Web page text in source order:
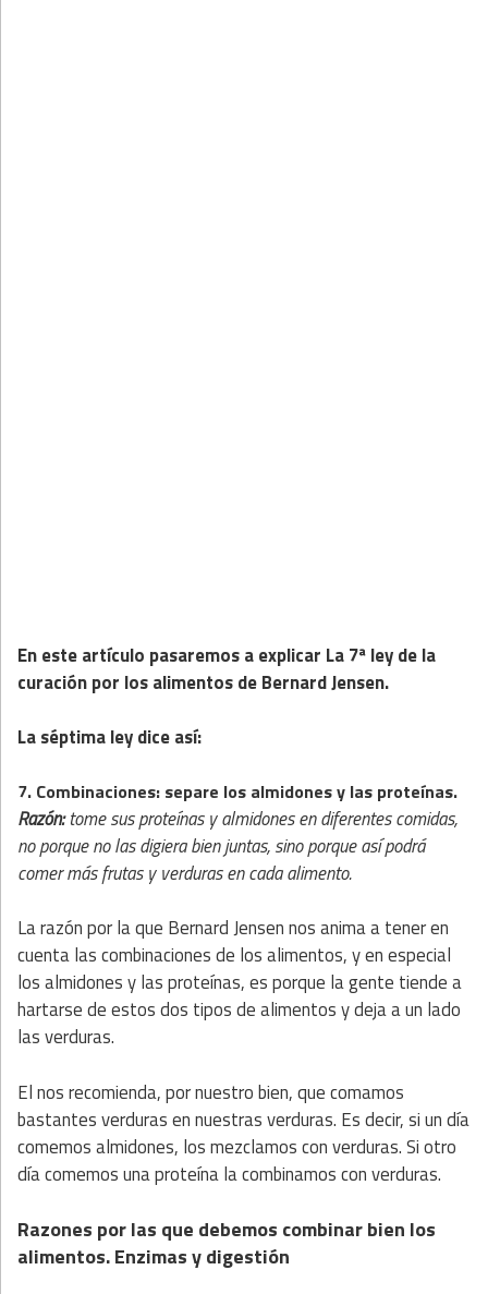
En este artículo pasaremos a explicar La 7ª ley de la
curación por los alimentos de Bernard Jensen.
La séptima ley dice así:
7. Combinaciones: separe los almidones y las proteínas.
Razón:tome sus proteínas y almidones en diferentes comidas,
no porque no las digiera bien juntas, sino porque así podrá
comer más frutas y verduras en cada alimento.
La razón por la que Bernard Jensen nos anima a tener en
cuenta las combinaciones de los alimentos, y en especial
los almidones y las proteínas, es porque la gente tiende a
hartarse de estos dos tipos de alimentos y deja a un lado
las verduras.
El nos recomienda, por nuestro bien, que comamos
bastantes verduras en nuestras verduras. Es decir, si un día
comemos almidones, los mezclamos con verduras. Si otro
día comemos una proteína la combinamos con verduras.
Razones por las que debemos combinar bien los
alimentos. Enzimas y digestión